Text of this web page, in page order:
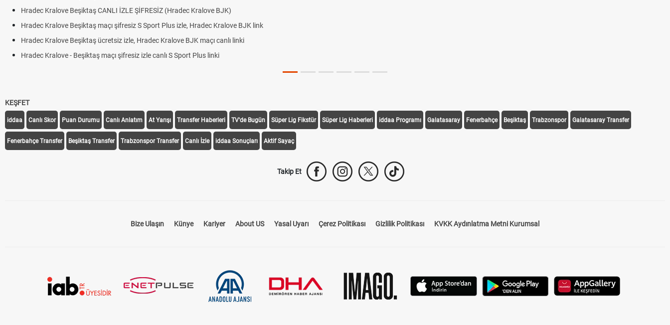
Hradec Kralove Beşiktaş CANLI İZLE ŞİFRESİZ (Hradec Kralove BJK)
Hradec Kralove Beşiktaş maçı şifresiz S Sport Plus izle, Hradec Kralove BJK link
Hradec Kralove Beşiktaş ücretsiz izle, Hradec Kralove BJK maçı canlı linki
Hradec Kralove - Beşiktaş maçı şifresiz izle canlı S Sport Plus linki
KEŞFET
iddaa Canlı Skor Puan Durumu Canlı Anlatım At Yarışı Transfer Haberleri TV'de Bugün Süper Lig Fikstür Süper Lig Haberleri iddaa Programı Galatasaray Fenerbahçe Beşiktaş Trabzonspor Galatasaray Transfer
Fenerbahçe Transfer Beşiktaş Transfer Trabzonspor Transfer Canlı İzle iddaa Sonuçları Aktif Sayaç
Takip Et
Bize Ulaşın Künye Kariyer About US Yasal Uyarı Çerez Politikası Gizlilik Politikası KVKK Aydınlatma Metni Kurumsal